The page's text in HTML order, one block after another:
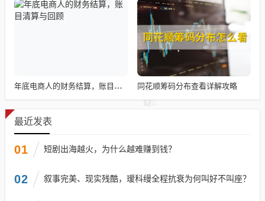
年底电商人的财务结算，账目清算与回顾 同花顺筹码分布查看详解攻略
最近发表
01 短剧出海越火，为什么越难赚到钱？
02 叙事完美、现实残酷，瑷科缦全程抗衰为何叫好不叫座？